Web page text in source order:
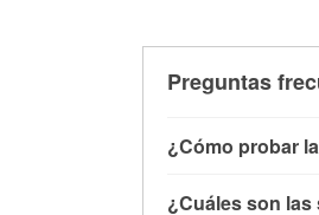
Preguntas
¿Cómo probar
¿Cuáles son